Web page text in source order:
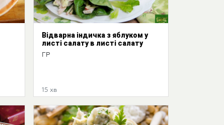
Відварна індичка з яблуком у
листі салату в листі салату
ГР
15 хв